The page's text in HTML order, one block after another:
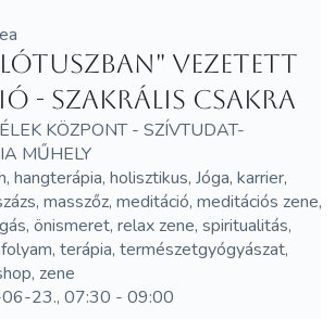
vezetett
- Szakrális csakra
KÖZPONT - SZÍVTUDAT-
MŰHELY
hangterápia, holisztikus, Jóga, karrier,
masszőz, meditáció, meditációs zene,
önismeret, relax zene, spiritualitás,
terápia, természetgyógyászat,
zene
23., 07:30 - 09:00